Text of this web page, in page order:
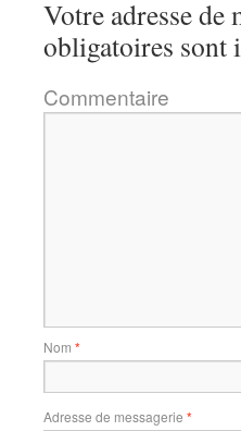
Votre adresse de
obligatoires sont
Commentaire
Nom *
Adresse de messagerie *